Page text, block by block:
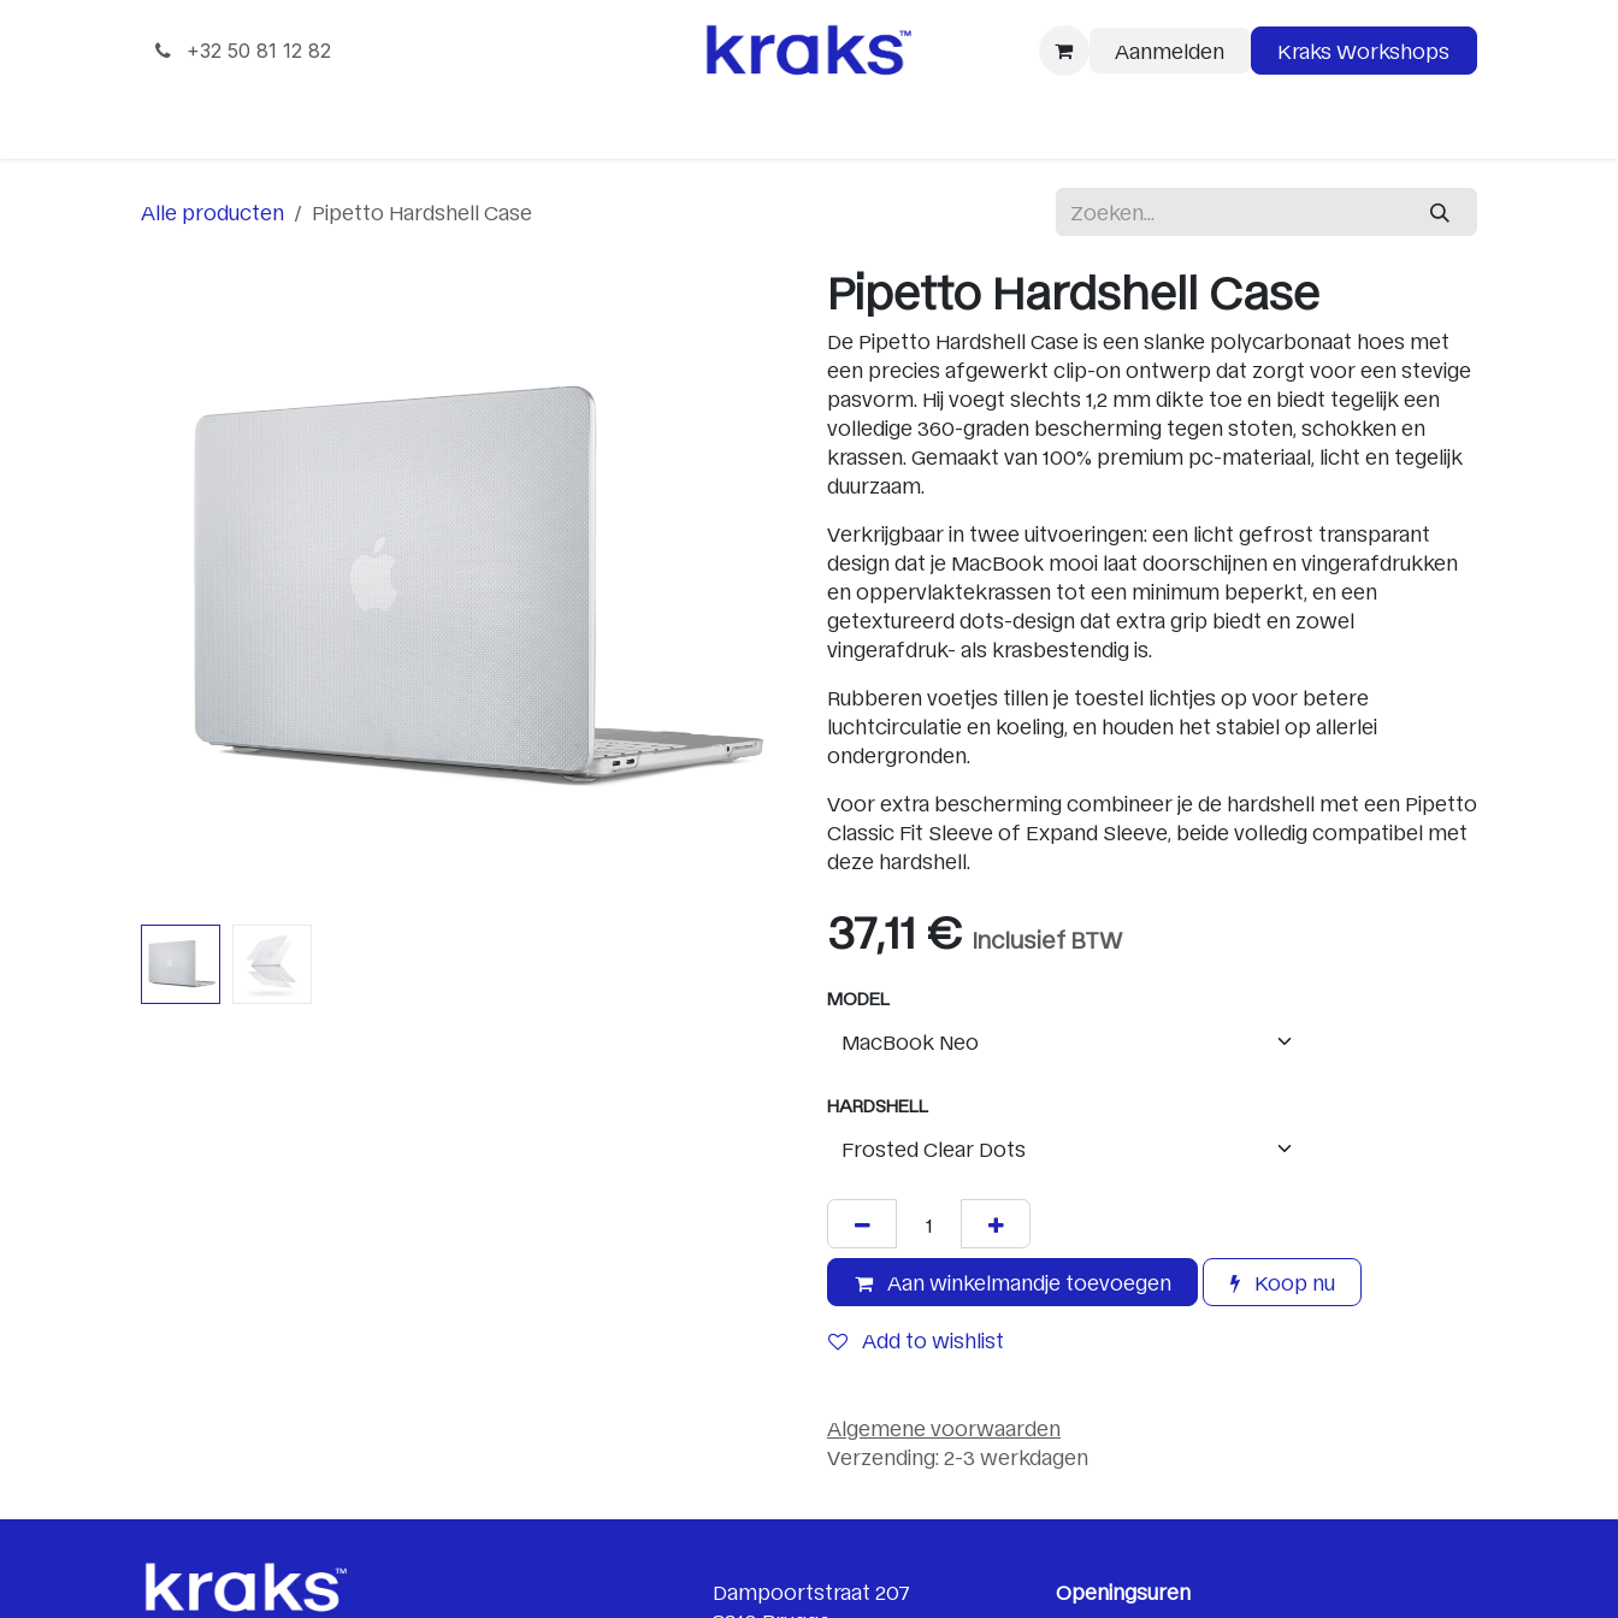
+32 50 81 12 82
Aanmelden Kraks Workshops
Alle producten Pipetto Hardshell Case
Pipetto Hardshell Case
De Pipetto Hardshell Case is een slanke polycarbonaat hoes met
een precies afgewerkt clip-on ontwerp dat zorgt voor een stevige
pasvorm. Hij voegt slechts 1,2 mm dikte toe en biedt tegelijk een
volledige 360-graden bescherming tegen stoten, schokken en
krassen. Gemaakt van 100% premium pc-materiaal, licht en tegelijk
duurzaam.
Verkrijgbaar in twee uitvoeringen: een licht gefrost transparant
design dat je MacBook mooi laat doorschijnen en vingerafdrukken
en oppervlaktekrassen tot een minimum beperkt, en een
getextureerd dots-design dat extra grip biedt en zowel
vingerafdruk- als krasbestendig is.
Rubberen voetjes tillen je toestel lichtjes op voor betere
luchtcirculatie en koeling, en houden het stabiel op allerlei
ondergronden.
Voor extra bescherming combineer je de hardshell met een Pipetto
Classic Fit Sleeve of Expand Sleeve, beide volledig compatibel met
deze hardshell.
37,11 € Inclusief BTW
MODEL
HARDSHELL
Aan winkelmandje toevoegen Koop nu
Add to wishlist
Algemene voorwaarden
Verzending: 2-3 werkdagen
Dampoortstraat 207
Openingsuren